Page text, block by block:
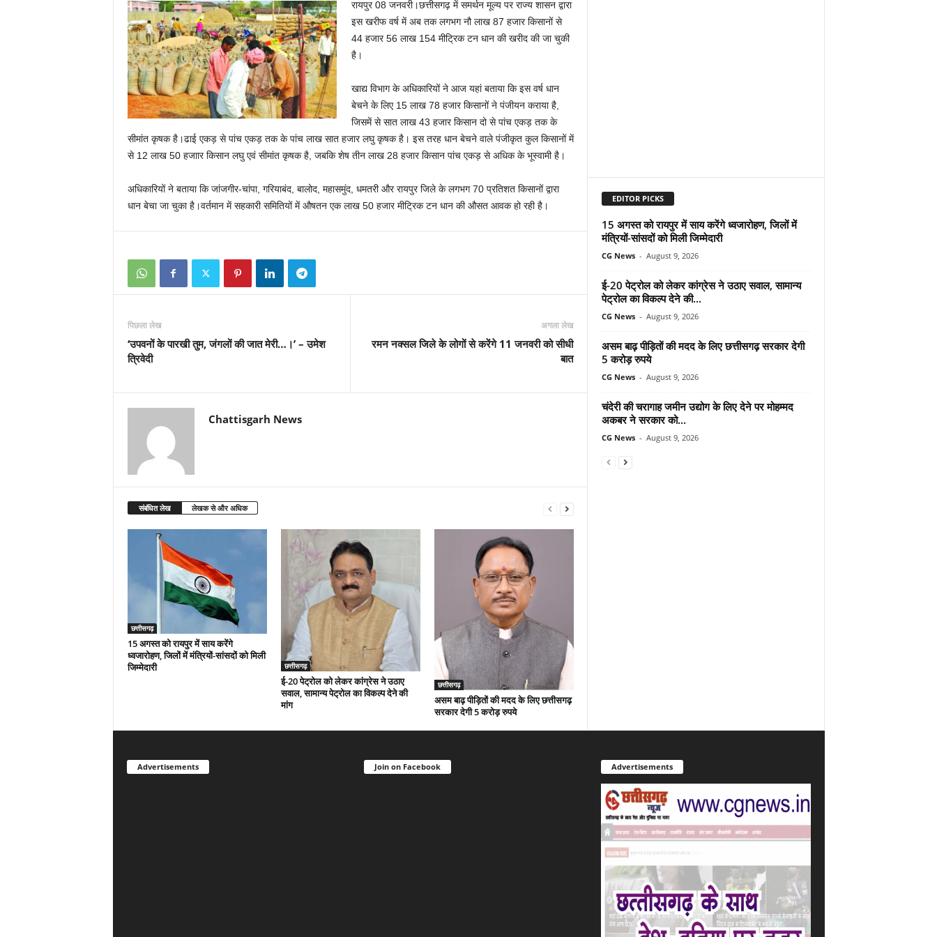
रायपुर 08 जनवरी।छत्तीसगढ़ में समर्थन मूल्य पर राज्य शासन द्वारा
इस खरीफ वर्ष में अब तक लगभग नौ लाख 87 हजार किसानों से
44 हजार 56 लाख 154 मीट्रिक टन धान की खरीद की जा चुकी
है।
खाद्य विभाग के अधिकारियों ने आज यहां बताया कि इस वर्ष धान
बेचने के लिए 15 लाख 78 हजार किसानों ने पंजीयन कराया है,
जिसमें से सात लाख 43 हजार किसान दो से पांच एकड़ तक के
सीमांत कृषक है।ढाई एकड़ से पांच एकड़ तक के पांच लाख सात हजार लघु कृषक है। इस तरह धान बेचने वाले पंजीकृत कुल किसानों में
से 12 लाख 50 हजाार किसान लघु एवं सीमांत कृषक है, जबकि शेष तीन लाख 28 हजार किसान पांच एकड़ से अधिक के भूस्वामी है।
अधिकारियों ने बताया कि जांजगीर-चांपा, गरियाबंद, बालोद, महासमुंद, धमतरी और रायपुर जिले के लगभग 70 प्रतिशत किसानों द्वारा
धान बेचा जा चुका है।वर्तमान में सहकारी समितियों में औषतन एक लाख 50 हजार मीट्रिक टन धान की औसत आवक हो रही है।
पिछला लेख
‘उपवनों के पारखी तुम, जंगलों की जात मेरी…।’ – उमेश
त्रिवेदी
अगला लेख
रमन नक्सल जिले के लोगों से करेंगे 11 जनवरी को सीधी
बात
Chattisgarh News
संबंधित लेख लेखक से और अधिक
छत्तीसगढ़
15 अगस्त को रायपुर में साय करेंगे
ध्वजारोहण, जिलों में मंत्रियों-सांसदों को मिली
जिम्मेदारी
छत्तीसगढ़
ई-20 पेट्रोल को लेकर कांग्रेस ने उठाए
सवाल, सामान्य पेट्रोल का विकल्प देने की
मांग
छत्तीसगढ़
असम बाढ़ पीड़ितों की मदद के लिए छत्तीसगढ़
सरकार देगी 5 करोड़ रुपये
EDITOR PICKS
15 अगस्त को रायपुर में साय करेंगे ध्वजारोहण, जिलों में
मंत्रियों-सांसदों को मिली जिम्मेदारी
CG News - August 9, 2026
ई-20 पेट्रोल को लेकर कांग्रेस ने उठाए सवाल, सामान्य
पेट्रोल का विकल्प देने की...
CG News - August 9, 2026
असम बाढ़ पीड़ितों की मदद के लिए छत्तीसगढ़ सरकार देगी
5 करोड़ रुपये
CG News - August 9, 2026
चंदेरी की चरागाह जमीन उद्योग के लिए देने पर मोहम्मद
अकबर ने सरकार को...
CG News - August 9, 2026
Advertisements Join on Facebook Advertisements